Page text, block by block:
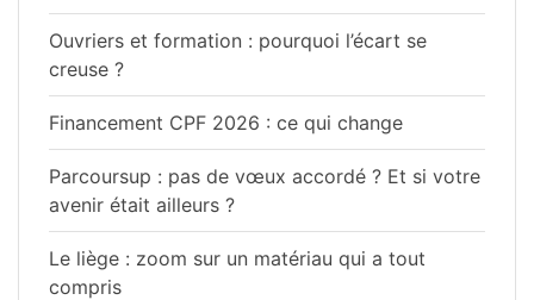
Ouvriers et formation : pourquoi l’écart se
creuse ?
Financement CPF 2026 : ce qui change
Parcoursup : pas de vœux accordé ? Et si votre
avenir était ailleurs ?
Le liège : zoom sur un matériau qui a tout
compris